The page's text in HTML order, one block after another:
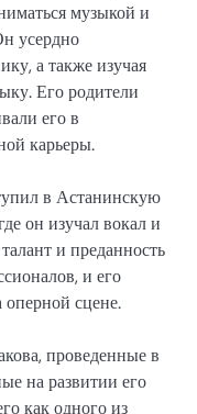
музыкой и
усердно
а также изучая
Его родители
его в
карьеры.
в Астанинскую
он изучал вокал и
и преданность
и его
оперной сцене.
проведенные в
на развитии его
как одного из